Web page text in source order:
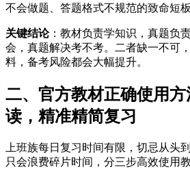
不会做题、答题格式不规范的致命短板
关键结论：教材负责学知识，真题负
会，真题解决考不考。二者缺一不可
料，备考风险都会大幅提升。
二、官方教材正确使用
读，精准精简复习
上班族每日复习时间有限，切忌从头
只会浪费碎片时间，分三步高效使用